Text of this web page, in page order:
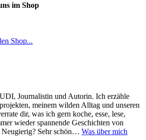
im Shop
Shop...
Journalistin und Autorin. Ich erzähle
meinem wilden Alltag und unseren
dir, was ich gern koche, esse, lese,
wieder spannende Geschichten von
Sehr schön… Was über mich